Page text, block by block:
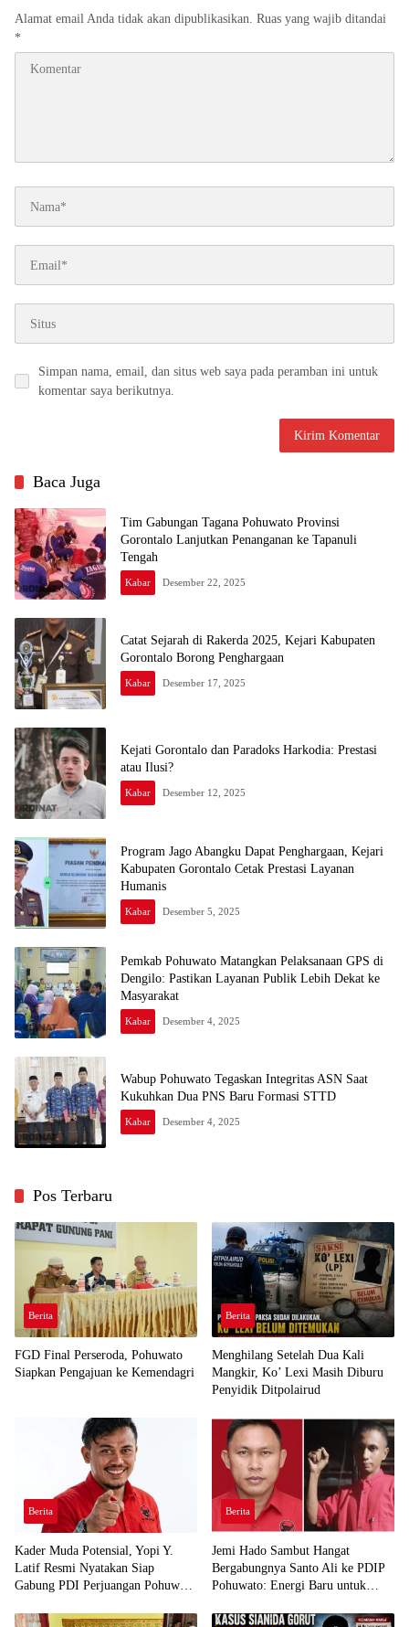
Alamat email Anda tidak akan dipublikasikan. Ruas yang wajib ditandai
*
Simpan nama, email, dan situs web saya pada peramban ini untuk
komentar saya berikutnya.
Baca Juga
Tim Gabungan Tagana Pohuwato Provinsi
Gorontalo Lanjutkan Penanganan ke Tapanuli
Tengah
Kabar Desember 22, 2025
Catat Sejarah di Rakerda 2025, Kejari Kabupaten
Gorontalo Borong Penghargaan
Kabar Desember 17, 2025
Kejati Gorontalo dan Paradoks Harkodia: Prestasi
atau Ilusi?
Kabar Desember 12, 2025
Program Jago Abangku Dapat Penghargaan, Kejari
Kabupaten Gorontalo Cetak Prestasi Layanan
Humanis
Kabar Desember 5, 2025
Pemkab Pohuwato Matangkan Pelaksanaan GPS di
Dengilo: Pastikan Layanan Publik Lebih Dekat ke
Masyarakat
Kabar Desember 4, 2025
Wabup Pohuwato Tegaskan Integritas ASN Saat
Kukuhkan Dua PNS Baru Formasi STTD
Kabar Desember 4, 2025
Pos Terbaru
Berita
FGD Final Perseroda, Pohuwato
Siapkan Pengajuan ke Kemendagri
Berita
Menghilang Setelah Dua Kali
Mangkir, Ko’ Lexi Masih Diburu
Penyidik Ditpolairud
Berita
Kader Muda Potensial, Yopi Y.
Latif Resmi Nyatakan Siap
Gabung PDI Perjuangan Pohuwato
Berita
Jemi Hado Sambut Hangat
Bergabungnya Santo Ali ke PDIP
Pohuwato: Energi Baru untuk